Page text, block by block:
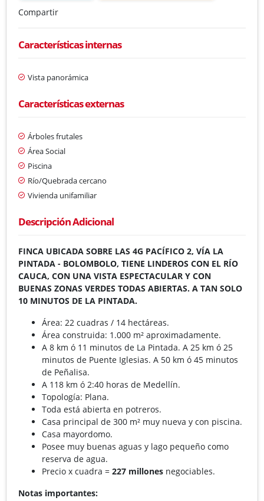
Compartir
Características internas
Vista panorámica
Características externas
Árboles frutales
Área Social
Piscina
Río/Quebrada cercano
Vivienda unifamiliar
Descripción Adicional
FINCA UBICADA SOBRE LAS 4G PACÍFICO 2, VÍA LA
PINTADA - BOLOMBOLO, TIENE LINDEROS CON EL RÍO
CAUCA, CON UNA VISTA ESPECTACULAR Y CON
BUENAS ZONAS VERDES TODAS ABIERTAS. A TAN SOLO
10 MINUTOS DE LA PINTADA.
Área: 22 cuadras / 14 hectáreas.
Área construida: 1.000 m² aproximadamente.
A 8 km ó 11 minutos de La Pintada. A 25 km ó 25
minutos de Puente Iglesias. A 50 km ó 45 minutos
de Peñalisa.
A 118 km ó 2:40 horas de Medellín.
Topología: Plana.
Toda está abierta en potreros.
Casa principal de 300 m² muy nueva y con piscina.
Casa mayordomo.
Posee muy buenas aguas y lago pequeño como
reserva de agua.
Precio x cuadra = 227 millones negociables.
Notas importantes: